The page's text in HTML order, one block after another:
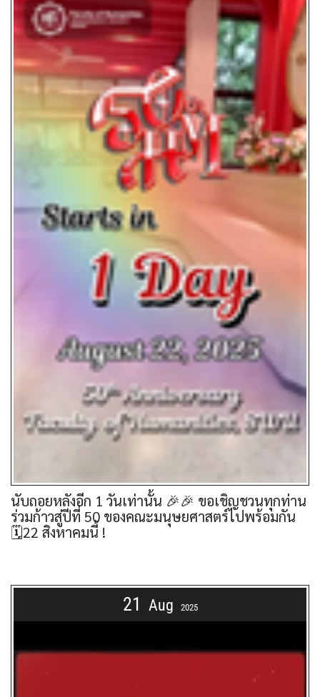
นับถอยหลังอีก 1 วันเท่านั้น 🎉🎉 ขอเชิญชวนทุกท่าน
ร่วมก้าวสู่ปีที่ 50 ของคณะมนุษยศาสตร์ไปพร้อมกัน
🗓22 สิงหาคมนี้ !
21 Aug 2025